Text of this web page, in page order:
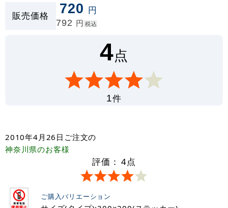
販売価格 720 円
792 円 税込
4点
1件
2010年4月26日 ご注文の
神奈川県のお客様
評価： 4点
ご購入バリエーション